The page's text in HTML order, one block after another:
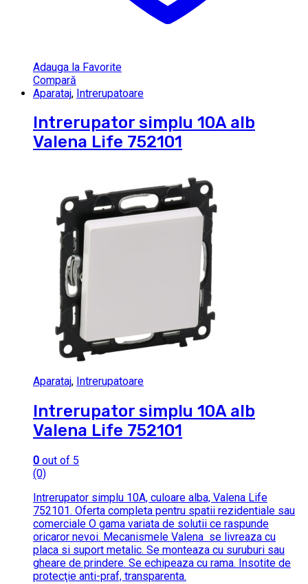
Adauga la Favorite
Compară
Aparataj, Intrerupatoare
Intrerupator simplu 10A alb
Valena Life 752101
Aparataj, Intrerupatoare
Intrerupator simplu 10A alb
Valena Life 752101
0 out of 5
(0)
Intrerupator simplu 10A, culoare alba, Valena Life
752101. Oferta completa pentru spatii rezidentiale sau
comerciale O gama variata de solutii ce raspunde
oricaror nevoi. Mecanismele Valena se livreaza cu
placa si suport metalic. Se monteaza cu suruburi sau
gheare de prindere. Se echipeaza cu rama. Insotite de
protecţie anti-praf, transparenta.